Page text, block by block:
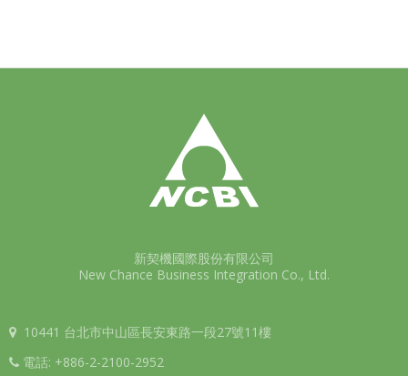
新契機國際股份有限公司
New Chance Business Integration Co., Ltd.
10441 台北市中山區長安東路一段27號11樓
電話: +886-2-2100-2952